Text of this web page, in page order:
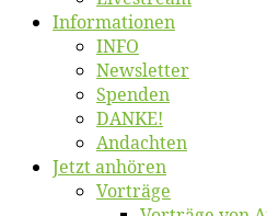
Informatio­nen
INFO
News­let­ter
Spen­den
DANKE!
An­dach­ten
Jetzt an­hö­ren
Vor­trä­ge